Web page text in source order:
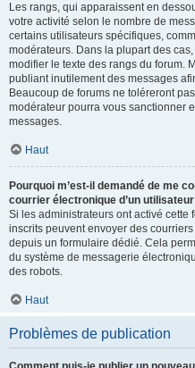
Les rangs, qui apparaissent en
votre activité selon le nombre de
certains utilisateurs spécifiques,
modérateurs. Dans la plupart des
modifier le texte des rangs du forum.
publiant inutilement des messages
Beaucoup de forums ne toléreront
modérateur pourra vous sanctionner
messages.
Haut
Pourquoi m’est-il demandé de me
courrier électronique d’un
Si les administrateurs ont activé
inscrits peuvent envoyer des
depuis un formulaire dédié. Cela
du système de messagerie
des robots.
Haut
Problèmes de publication